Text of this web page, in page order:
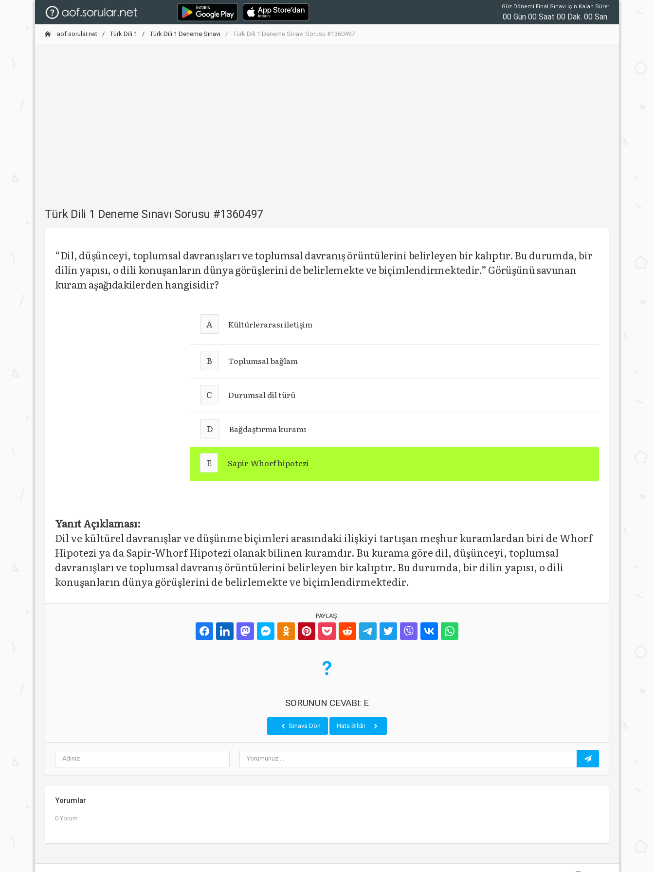
Güz Dönemi Final Sınavı İçin Kalan Süre:
00 Gün 00 Saat 00 Dak. 00 San.
aof.sorular.net Türk Dili 1 Türk Dili 1 Deneme Sınavı Türk Dili 1 Deneme Sınavı Sorusu #1360497
Türk Dili 1 Deneme Sınavı Sorusu #1360497
“Dil, düşünceyi, toplumsal davranışları ve toplumsal davranış örüntülerini belirleyen bir kalıptır. Bu durumda, bir
dilin yapısı, o dili konuşanların dünya görüşlerini de belirlemekte ve biçimlendirmektedir.” Görüşünü savunan
kuram aşağıdakilerden hangisidir?
A Kültürlerarası iletişim
B Toplumsal bağlam
C Durumsal dil türü
D Bağdaştırma kuramı
E Sapir-Whorf hipotezi
Yanıt Açıklaması:
Dil ve kültürel davranışlar ve düşünme biçimleri arasındaki ilişkiyi tartışan meşhur kuramlardan biri de Whorf
Hipotezi ya da Sapir-Whorf Hipotezi olanak bilinen kuramdır. Bu kurama göre dil, düşünceyi, toplumsal
davranışları ve toplumsal davranış örüntülerini belirleyen bir kalıptır. Bu durumda, bir dilin yapısı, o dili
konuşanların dünya görüşlerini de belirlemekte ve biçimlendirmektedir.
PAYLAŞ:
SORUNUN CEVABI: E
Sınava Dön Hata Bildir
Yorumlar
0 Yorum